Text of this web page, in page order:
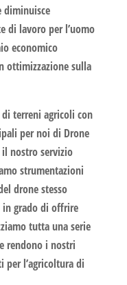
diminuisce
di lavoro per l’uomo
economico
ottimizzazione sulla
terreni agricoli con
per noi di Drone
nostro servizio
strumentazioni
drone stesso
in grado di offrire
tutta una serie
rendono i nostri
per l’agricoltura di